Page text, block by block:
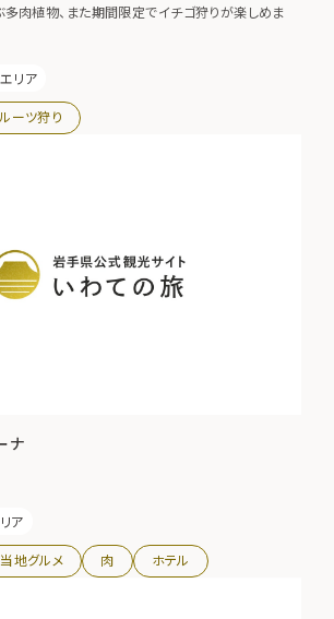
肉植物、また期間限定でイチゴ狩りが楽しめま
リア
ーツ狩り
ナ
ア
地グルメ 肉 ホテル